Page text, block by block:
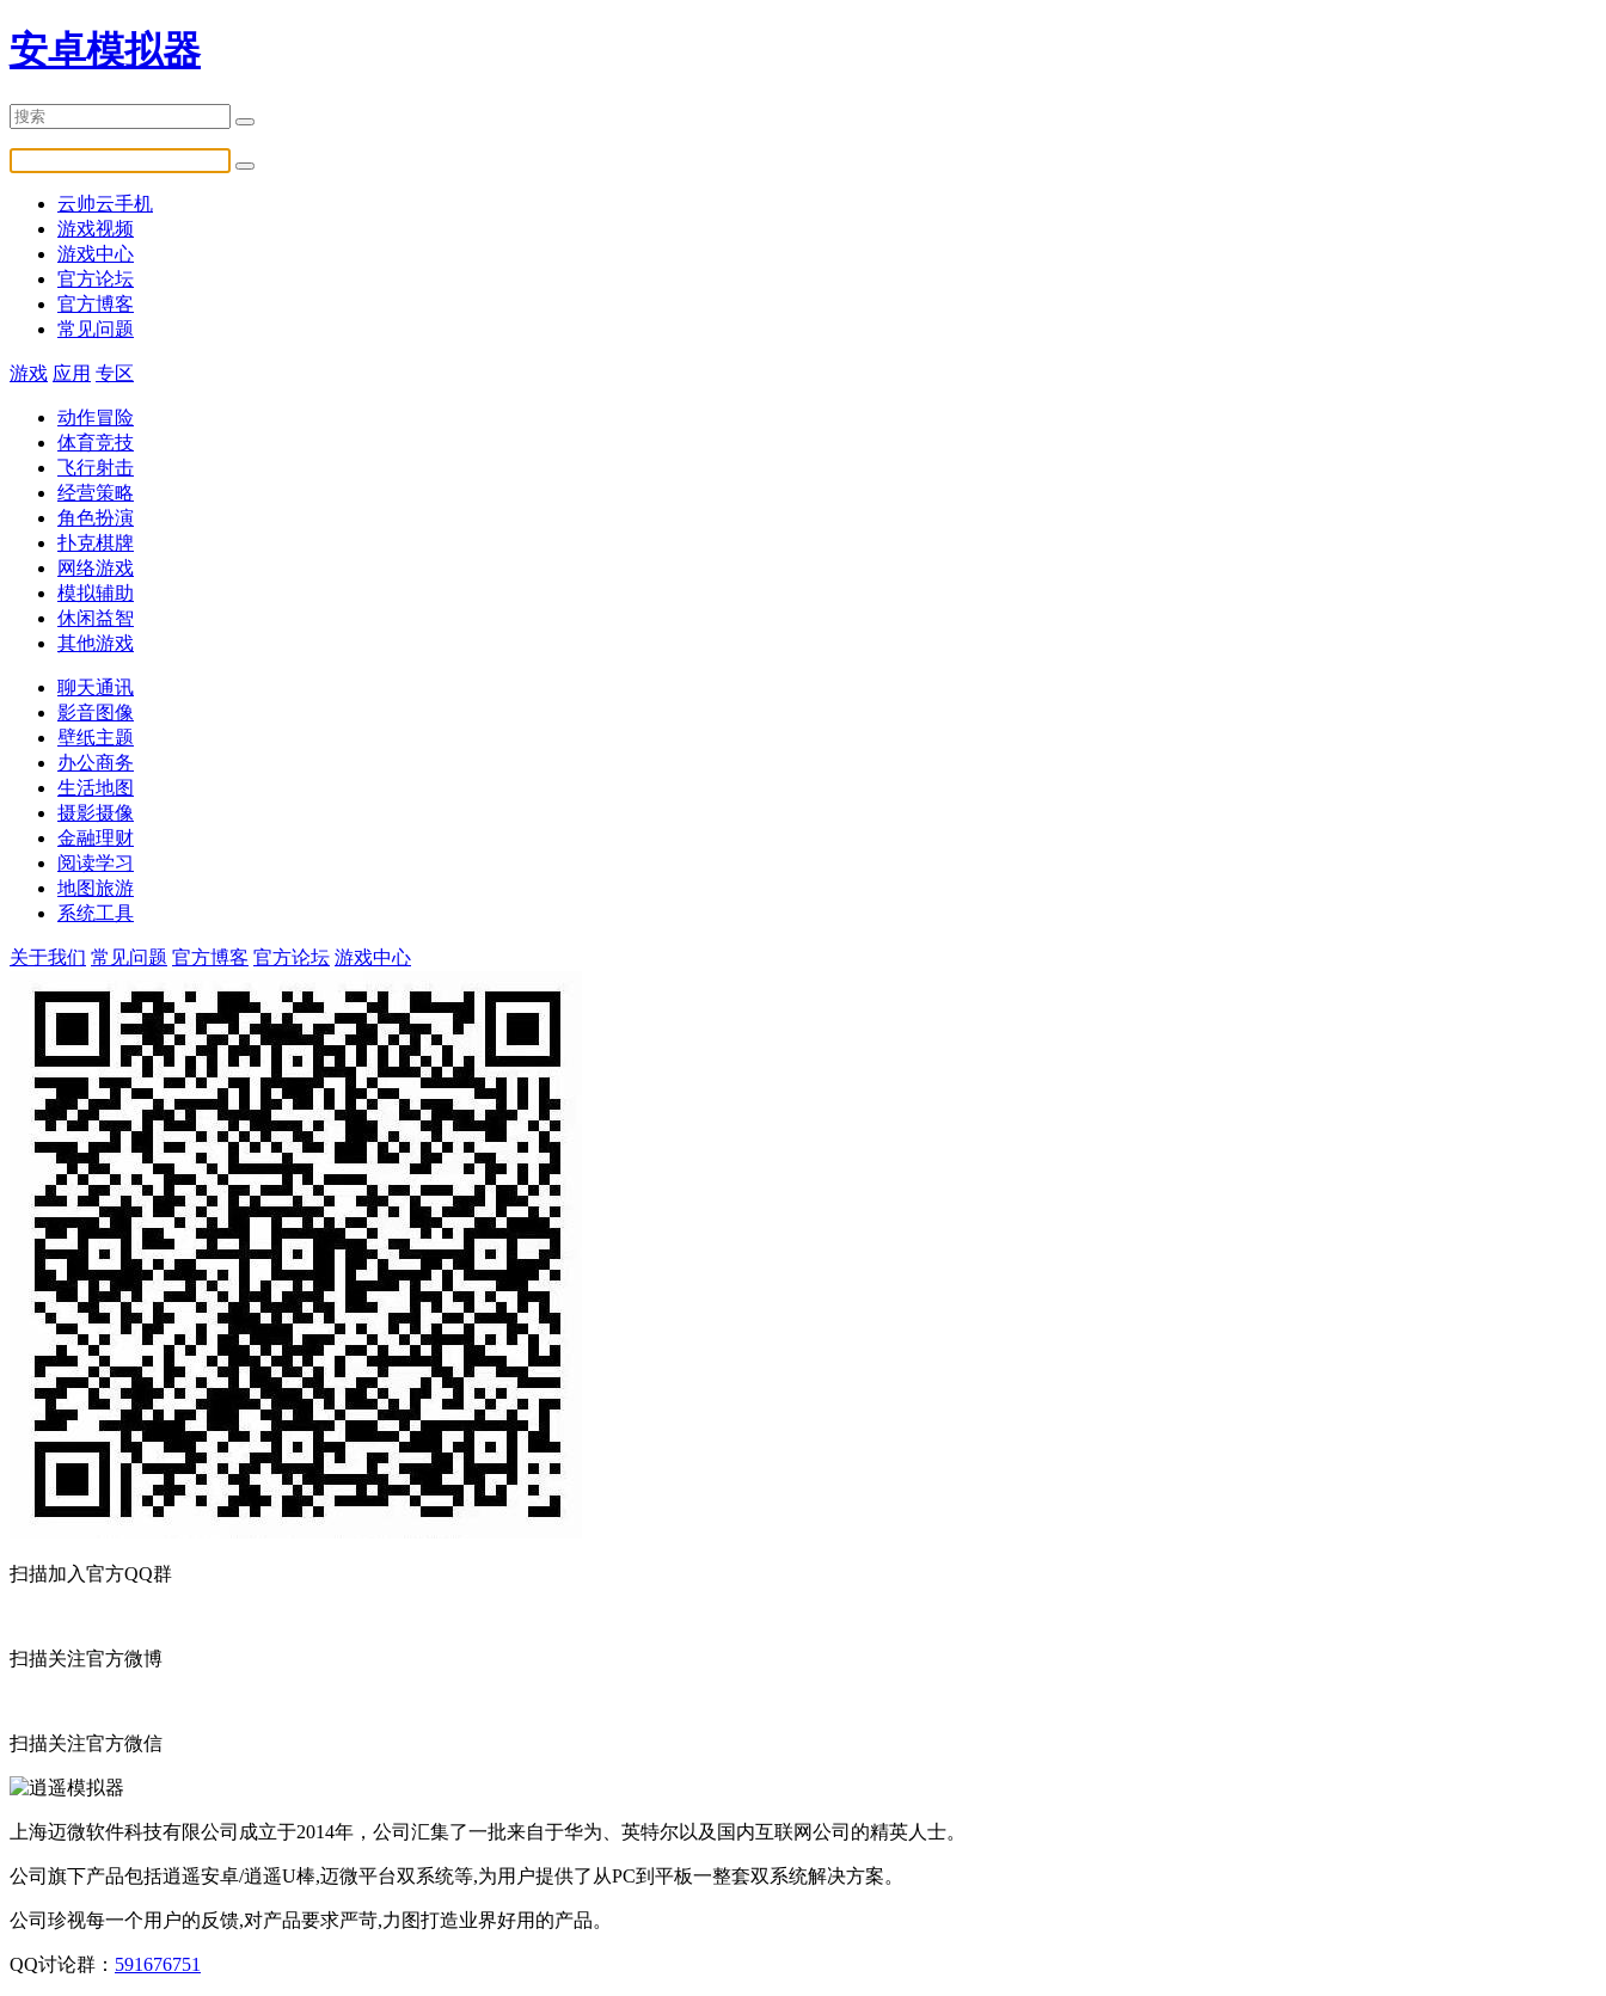
安卓模拟器
云帅云手机
游戏视频
游戏中心
官方论坛
官方博客
常见问题
游戏 应用 专区
动作冒险
体育竞技
飞行射击
经营策略
角色扮演
扑克棋牌
网络游戏
模拟辅助
休闲益智
其他游戏
聊天通讯
影音图像
壁纸主题
办公商务
生活地图
摄影摄像
金融理财
阅读学习
地图旅游
系统工具
关于我们 常见问题 官方博客 官方论坛 游戏中心
扫描加入官方QQ群
扫描关注官方微博
扫描关注官方微信
上海迈微软件科技有限公司成立于2014年，公司汇集了一批来自于华为、英特尔以及国内互联网公司的精英人士。
公司旗下产品包括逍遥安卓/逍遥U棒,迈微平台双系统等,为用户提供了从PC到平板一整套双系统解决方案。
公司珍视每一个用户的反馈,对产品要求严苛,力图打造业界好用的产品。
QQ讨论群： 591676751